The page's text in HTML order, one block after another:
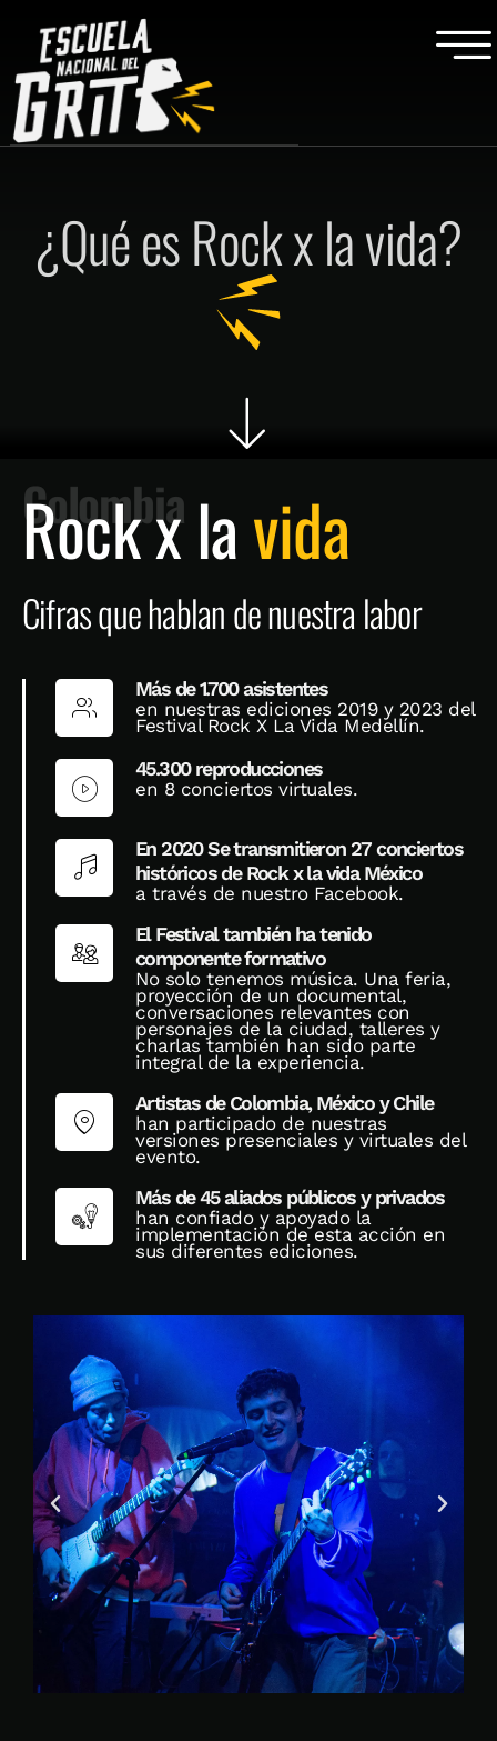
¿Qué es Rock x la vida?
Colombia
Rock x lavida
Cifras que hablan de nuestra labor
Más de 1.700 asistentes
en nuestras ediciones 2019 y 2023 del
Festival Rock X La Vida Medellín.
45.300 reproducciones
en 8 conciertos virtuales.
En 2020 Se transmitieron 27 conciertos
históricos de Rock x la vida México
a través de nuestro Facebook.
El Festival también ha tenido
componente formativo
No solo tenemos música. Una feria,
proyección de un documental,
conversaciones relevantes con
personajes de la ciudad, talleres y
charlas también han sido parte
integral de la experiencia.
Artistas de Colombia, México y Chile
han participado de nuestras
versiones presenciales y virtuales del
evento.
Más de 45 aliados públicos y privados
han confiado y apoyado la
implementación de esta acción en
sus diferentes ediciones.